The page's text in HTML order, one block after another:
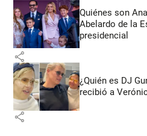
Quiénes son
Abelardo de la
presidencial
share
¿Quién es DJ
recibió a
share